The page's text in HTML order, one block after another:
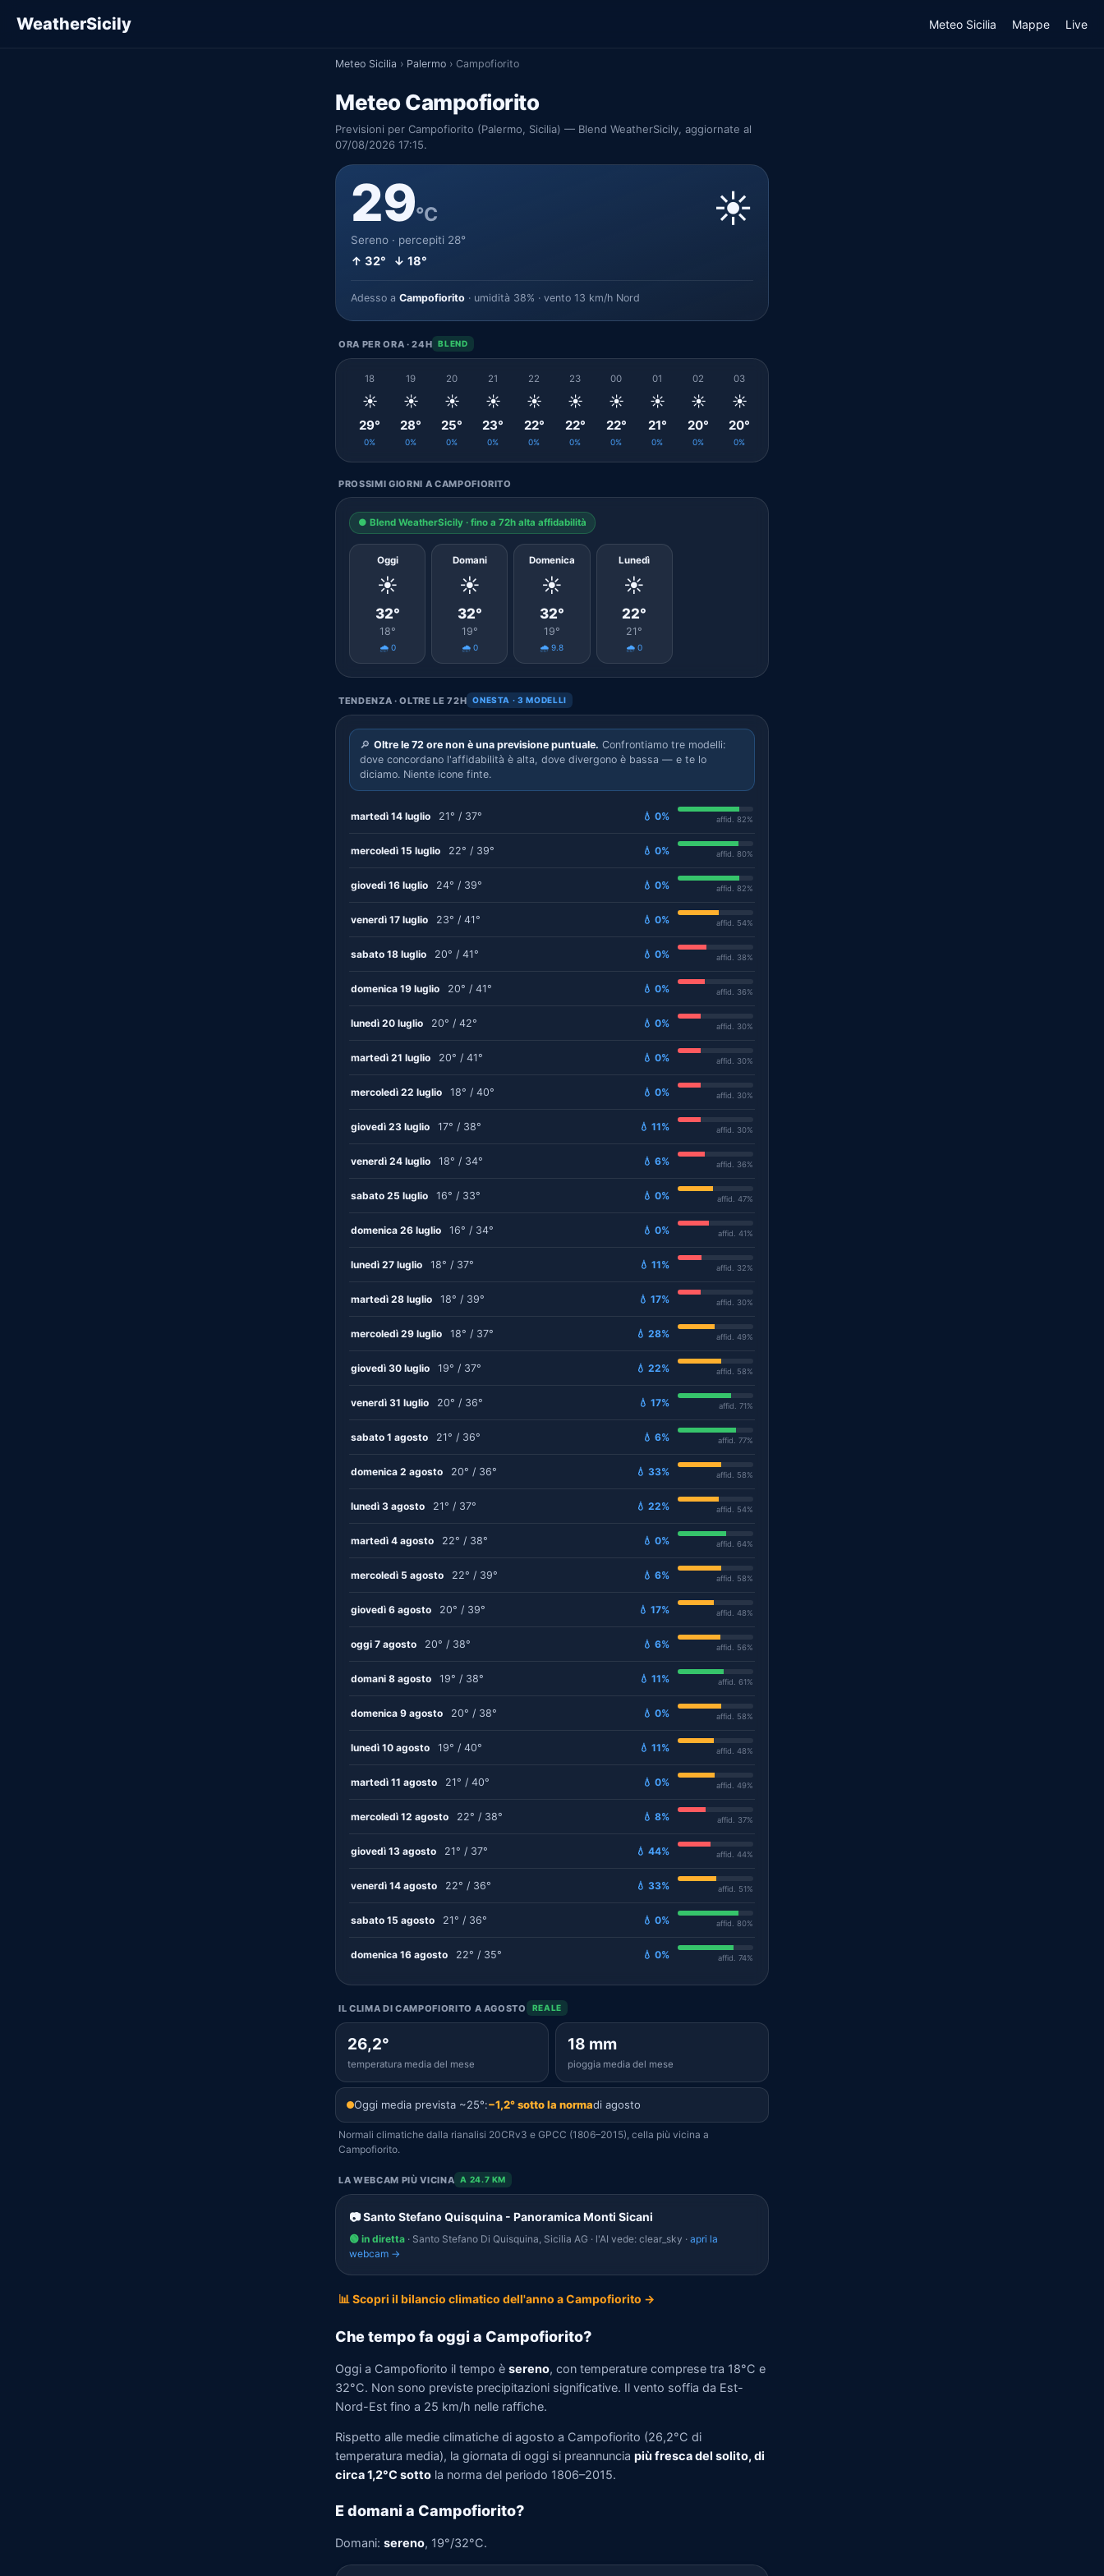
WeatherSicily Meteo Sicilia Mappe Live
Meteo Sicilia › Palermo › Campofiorito
Meteo Campofiorito
Previsioni per Campofiorito (Palermo, Sicilia) — Blend WeatherSicily, aggiornate al
07/08/2026 17:15.
29°C
Sereno · percepiti 28°
↑ 32° ↓ 18°
☀️
Adesso a Campofiorito · umidità 38% · vento 13 km/h Nord
ORA PER ORA · 24H BLEND
18
☀️
29°
0%
19
☀️
28°
0%
20
☀️
25°
0%
21
☀️
23°
0%
22
☀️
22°
0%
23
☀️
22°
0%
00
☀️
22°
0%
01
☀️
21°
0%
02
☀️
20°
0%
03
☀️
20°
0%
PROSSIMI GIORNI A CAMPOFIORITO
● Blend WeatherSicily · fino a 72h alta affidabilità
Oggi
☀️
32°
18°
🌧️ 0
Domani
☀️
32°
19°
🌧️ 0
Domenica
☀️
32°
19°
🌧️ 9.8
Lunedì
☀️
22°
21°
🌧️ 0
TENDENZA · OLTRE LE 72H ONESTA · 3 MODELLI
🔎 Oltre le 72 ore non è una previsione puntuale. Confrontiamo tre modelli:
dove concordano l'affidabilità è alta, dove divergono è bassa — e te lo
diciamo. Niente icone finte.
martedì 14 luglio 21° / 37° 💧 0% affid. 82%
mercoledì 15 luglio 22° / 39° 💧 0% affid. 80%
giovedì 16 luglio 24° / 39° 💧 0% affid. 82%
venerdì 17 luglio 23° / 41° 💧 0% affid. 54%
sabato 18 luglio 20° / 41° 💧 0% affid. 38%
domenica 19 luglio 20° / 41° 💧 0% affid. 36%
lunedì 20 luglio 20° / 42° 💧 0% affid. 30%
martedì 21 luglio 20° / 41° 💧 0% affid. 30%
mercoledì 22 luglio 18° / 40° 💧 0% affid. 30%
giovedì 23 luglio 17° / 38° 💧 11% affid. 30%
venerdì 24 luglio 18° / 34° 💧 6% affid. 36%
sabato 25 luglio 16° / 33° 💧 0% affid. 47%
domenica 26 luglio 16° / 34° 💧 0% affid. 41%
lunedì 27 luglio 18° / 37° 💧 11% affid. 32%
martedì 28 luglio 18° / 39° 💧 17% affid. 30%
mercoledì 29 luglio 18° / 37° 💧 28% affid. 49%
giovedì 30 luglio 19° / 37° 💧 22% affid. 58%
venerdì 31 luglio 20° / 36° 💧 17% affid. 71%
sabato 1 agosto 21° / 36° 💧 6% affid. 77%
domenica 2 agosto 20° / 36° 💧 33% affid. 58%
lunedì 3 agosto 21° / 37° 💧 22% affid. 54%
martedì 4 agosto 22° / 38° 💧 0% affid. 64%
mercoledì 5 agosto 22° / 39° 💧 6% affid. 58%
giovedì 6 agosto 20° / 39° 💧 17% affid. 48%
oggi 7 agosto 20° / 38° 💧 6% affid. 56%
domani 8 agosto 19° / 38° 💧 11% affid. 61%
domenica 9 agosto 20° / 38° 💧 0% affid. 58%
lunedì 10 agosto 19° / 40° 💧 11% affid. 48%
martedì 11 agosto 21° / 40° 💧 0% affid. 49%
mercoledì 12 agosto 22° / 38° 💧 8% affid. 37%
giovedì 13 agosto 21° / 37° 💧 44% affid. 44%
venerdì 14 agosto 22° / 36° 💧 33% affid. 51%
sabato 15 agosto 21° / 36° 💧 0% affid. 80%
domenica 16 agosto 22° / 35° 💧 0% affid. 74%
IL CLIMA DI CAMPOFIORITO A AGOSTO REALE
26,2°
temperatura media del mese
18 mm
pioggia media del mese
Oggi media prevista ~25°:−1,2° sotto la normadi agosto
Normali climatiche dalla rianalisi 20CRv3 e GPCC (1806–2015), cella più vicina a
Campofiorito.
LA WEBCAM PIÙ VICINA A 24.7 KM
📷 Santo Stefano Quisquina - Panoramica Monti Sicani
🟢 in diretta · Santo Stefano Di Quisquina, Sicilia AG · l'AI vede: clear_sky · apri la
webcam →
📊 Scopri il bilancio climatico dell'anno a Campofiorito →
Che tempo fa oggi a Campofiorito?
Oggi a Campofiorito il tempo è sereno, con temperature comprese tra 18°C e
32°C. Non sono previste precipitazioni significative. Il vento soffia da Est-
Nord-Est fino a 25 km/h nelle raffiche.
Rispetto alle medie climatiche di agosto a Campofiorito (26,2°C di
temperatura media), la giornata di oggi si preannuncia più fresca del solito, di
circa 1,2°C sotto la norma del periodo 1806–2015.
E domani a Campofiorito?
Domani: sereno, 19°/32°C.